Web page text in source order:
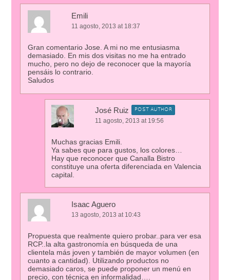
Emili
11 agosto, 2013 at 18:37
Gran comentario Jose. A mi no me entusiasma
demasiado. En mis dos visitas no me ha entrado
mucho, pero no dejo de reconocer que la mayoría
pensáis lo contrario.
Saludos
José Ruiz POST AUTHOR
11 agosto, 2013 at 19:56
Muchas gracias Emili.
Ya sabes que para gustos, los colores…
Hay que reconocer que Canalla Bistro
constituye una oferta diferenciada en Valencia
capital.
Isaac Aguero
13 agosto, 2013 at 10:43
Propuesta que realmente quiero probar..para ver esa
RCP..la alta gastronomía en búsqueda de una
clientela más joven y también de mayor volumen (en
cuanto a cantidad). Utilizando productos no
demasiado caros, se puede proponer un menú en
precio, con técnica en informalidad….